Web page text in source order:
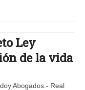
Ley
de la vida
Abogados.- Real